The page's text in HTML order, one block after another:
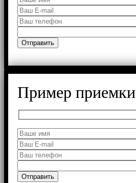
Пример приемки